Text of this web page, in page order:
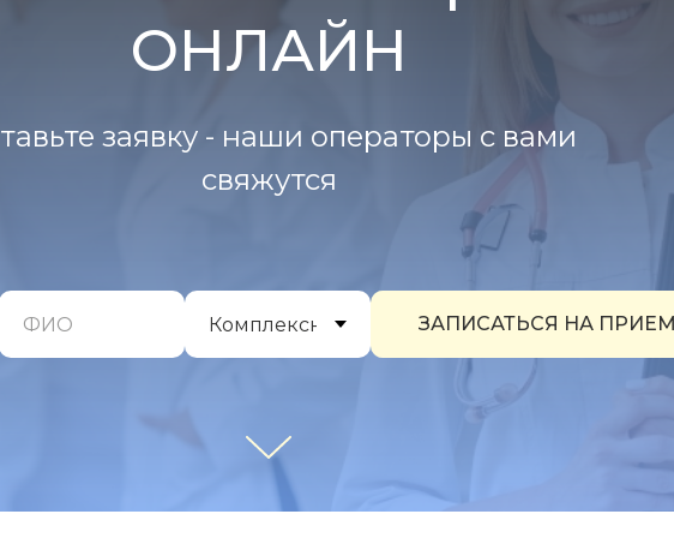
ОНЛАЙН
заявку - наши операторы с вами
свяжутся
ЗАПИСАТЬСЯ НА ПРИЕМ